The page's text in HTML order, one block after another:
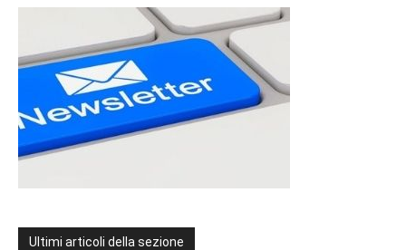
Ultimi articoli della sezione